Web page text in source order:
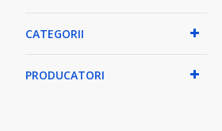
CATEGORII
PRODUCATORI